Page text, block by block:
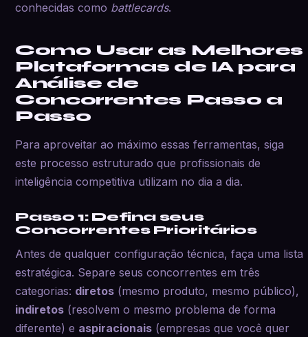
conhecidas como battlecards.
Como Usar as Melhores
Plataformas de IA para
Análise de
Concorrentes Passo a
Passo
Para aproveitar ao máximo essas ferramentas, siga
este processo estruturado que profissionais de
inteligência competitiva utilizam no dia a dia.
Passo 1: Defina seus
Concorrentes Prioritários
Antes de qualquer configuração técnica, faça uma lista
estratégica. Separe seus concorrentes em três
categorias: diretos (mesmo produto, mesmo público),
indiretos (resolvem o mesmo problema de forma
diferente) e aspiracionais (empresas que você quer